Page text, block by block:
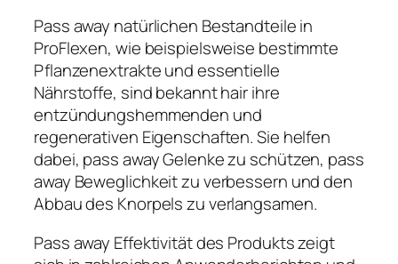
Pass away natürlichen Bestandteile in
ProFlexen, wie beispielsweise bestimmte
Pflanzenextrakte und essentielle
Nährstoffe, sind bekannt hair ihre
entzündungshemmenden und
regenerativen Eigenschaften. Sie helfen
dabei, pass away Gelenke zu schützen, pass
away Beweglichkeit zu verbessern und den
Abbau des Knorpels zu verlangsamen.
Pass away Effektivität des Produkts zeigt